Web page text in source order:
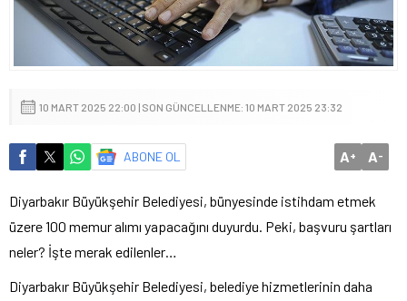
10 MART 2025 22:00 | SON GÜNCELLENME: 10 MART 2025 23:32
ABONE OL A+ A-
Diyarbakır Büyükşehir Belediyesi, bünyesinde istihdam etmek
üzere 100 memur alımı yapacağını duyurdu. Peki, başvuru şartları
neler? İşte merak edilenler…
Diyarbakır Büyükşehir Belediyesi, belediye hizmetlerinin daha